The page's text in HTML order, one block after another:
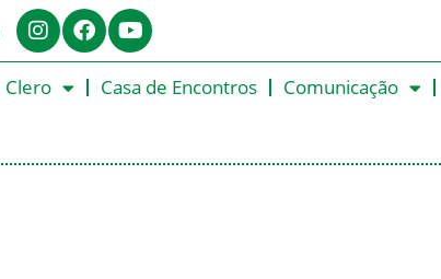
Clero Casa de Encontros Comunicação